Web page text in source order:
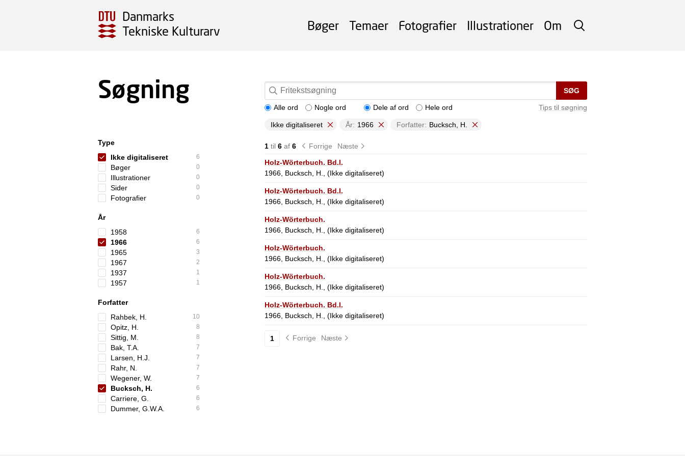
Danmarks
Tekniske Kulturarv
SØG
Bøger Temaer Fotografier Illustrationer Om
Søgning SØG
Tips til søgning
Alle ord Nogle ord Dele af ord Hele ord
Ikke digitaliseret År: 1966 Forfatter: Bucksch, H.
Type
Ikke digitaliseret
6
Bøger 0
Illustrationer 0
Sider 0
Fotografier 0
År
1958
6
1966 6
1965 3
1967 2
1937 1
1957 1
Forfatter
Rahbek, H.
10
Opitz, H. 8
Sittig, M. 8
Bak, T.A. 7
Larsen, H.J. 7
Rahr, N. 7
Wegener, W. 7
Bucksch, H. 6
Carriere, G. 6
Dummer, G.W.A. 6
1til 6af 6 Forrige
Næste
Holz-Wörterbuch. Bd.l.
1966, Bucksch, H., (Ikke digitaliseret)
Holz-Wörterbuch. Bd.l.
1966, Bucksch, H., (Ikke digitaliseret)
Holz-Wörterbuch.
1966, Bucksch, H., (Ikke digitaliseret)
Holz-Wörterbuch.
1966, Bucksch, H., (Ikke digitaliseret)
Holz-Wörterbuch.
1966, Bucksch, H., (Ikke digitaliseret)
Holz-Wörterbuch. Bd.l.
1966, Bucksch, H., (Ikke digitaliseret)
1 Forrige Næste